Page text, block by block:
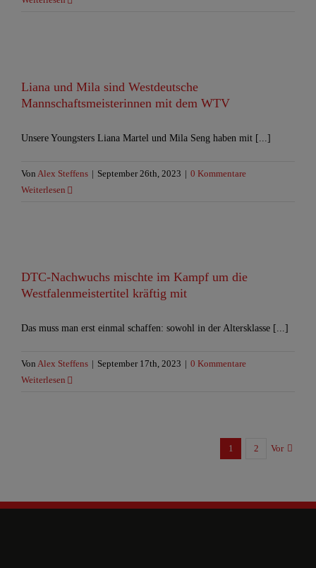
Liana und Mila sind Westdeutsche
Mannschaftsmeisterinnen mit dem WTV
Unsere Youngsters Liana Martel und Mila Seng haben mit [...]
Von Alex Steffens | September 26th, 2023 | 0 Kommentare
Weiterlesen
DTC-Nachwuchs mischte im Kampf um die
Westfalenmeistertitel kräftig mit
Das muss man erst einmal schaffen: sowohl in der Altersklasse [...]
Von Alex Steffens | September 17th, 2023 | 0 Kommentare
Weiterlesen
1 2 Vor